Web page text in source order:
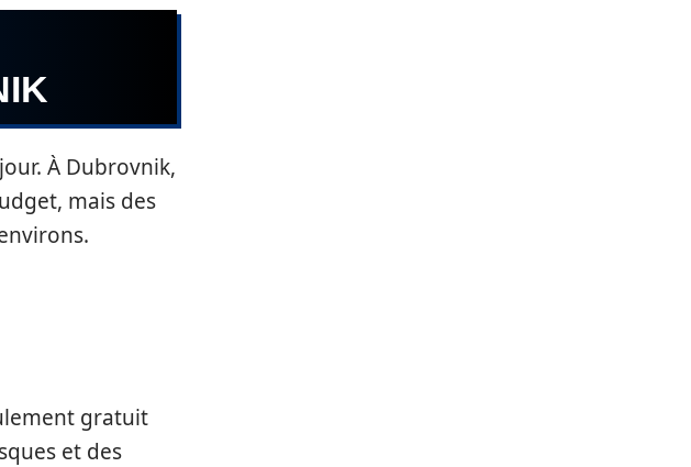
À Dubrovnik,
mais des
gratuit
et des